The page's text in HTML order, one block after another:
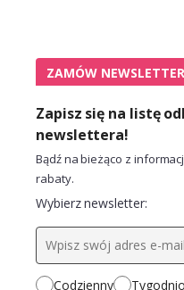
ZAMÓW NEWSLETTER
Zapisz się na listę
newslettera!
Bądź na bieżąco z
rabaty.
Wybierz newsletter:
Codzienny